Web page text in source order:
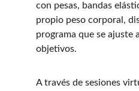
con pesas, bandas
propio peso corporal,
programa que se ajuste
objetivos.
A través de sesiones